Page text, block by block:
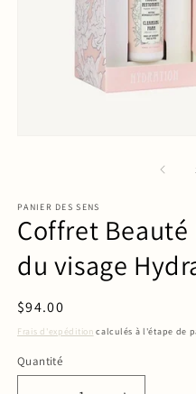
PANIER DES SENS
Coffret Beauté
du visage
Prix
habituel
$94.00
Frais d'expédition calculés à l'étape de
Quantité
Quantité